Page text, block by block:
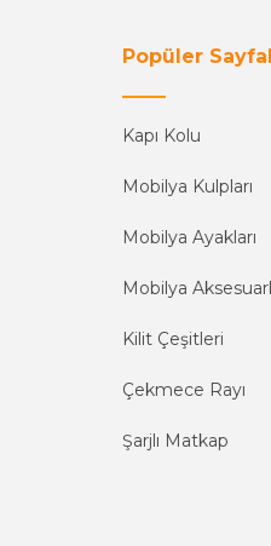
Popüler
Kapı Kolu
Mobilya Kulpları
Mobilya Ayakları
Mobilya
Kilit Çeşitleri
Çekmece Rayı
Şarjlı Matkap